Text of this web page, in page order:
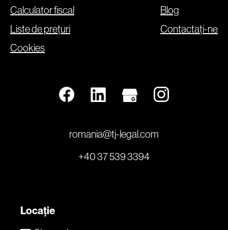
Calculator fiscal
Liste de prețuri
Cookies
Blog
Contactați-ne
romania@tj-legal.com
+40 37 539 3394
Locație